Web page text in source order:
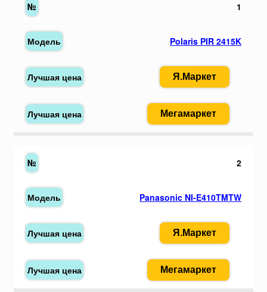
1
Polaris PIR 2415K
Я.Маркет
Мегамаркет
2
Panasonic NI-E410TMTW
Я.Маркет
Мегамаркет